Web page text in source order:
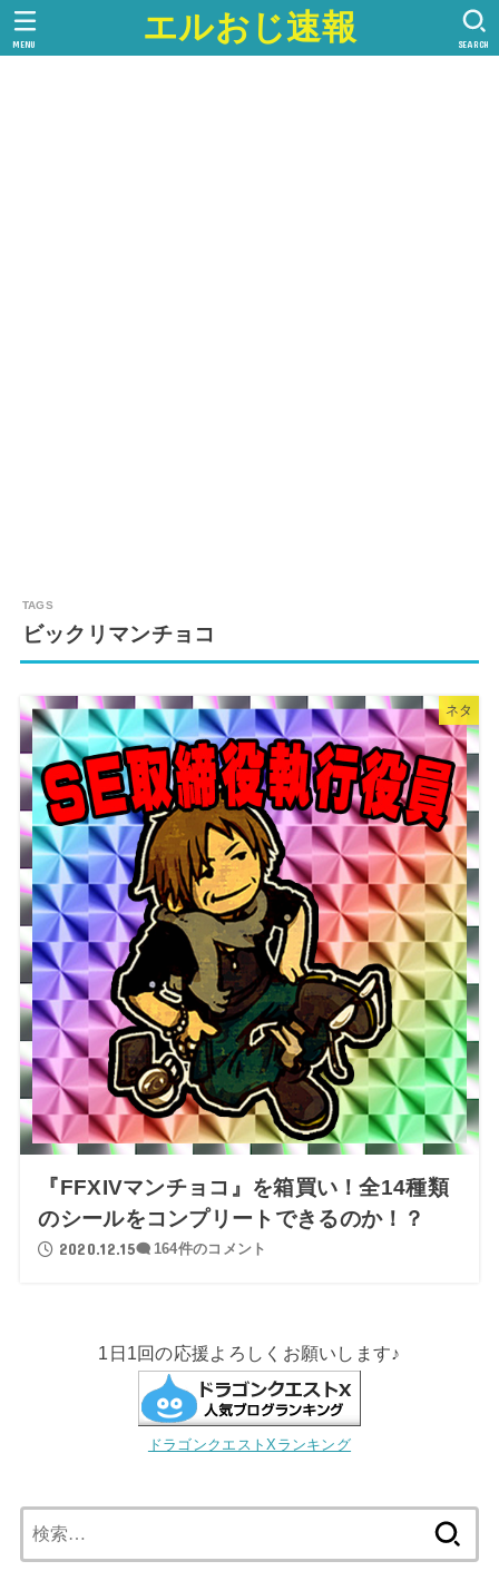
エルおじ速報 SEARCH
MENU
ビックリマンチョコ
ネタ
『FFXIVマンチョコ』を箱買い！全14種類
のシールをコンプリートできるのか！？
2020.12.15 164件のコメント
1日1回の応援よろしくお願いします♪
ドラゴンクエストXランキング
索: